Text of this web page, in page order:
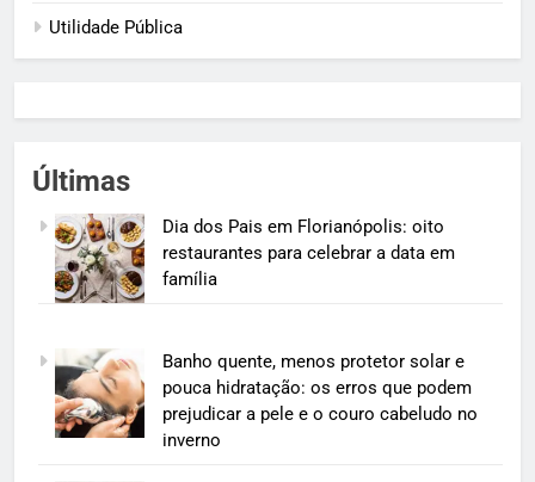
Utilidade Pública
Últimas
Dia dos Pais em Florianópolis: oito
restaurantes para celebrar a data em
família
Banho quente, menos protetor solar e
pouca hidratação: os erros que podem
prejudicar a pele e o couro cabeludo no
inverno